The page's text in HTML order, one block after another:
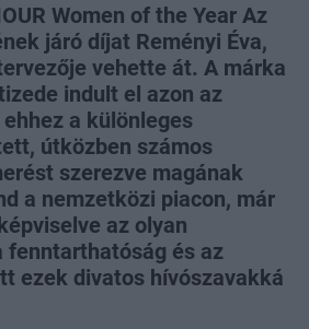
Women of the Year Az
járó díjat Reményi Éva,
vehette át. A márka
indult el azon az
a különleges
útközben számos
szerezve magának
a nemzetközi piacon, már
az olyan
és az
ezek divatos hívószavakká